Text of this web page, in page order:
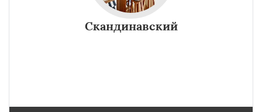
Скандинавский